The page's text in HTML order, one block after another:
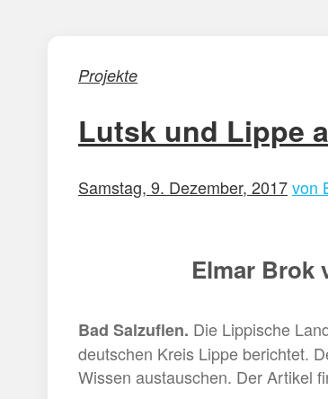
Projekte
Lutsk und Lippe
Samstag, 9. Dezember, 2017von
Elmar Brok
Bad Salzuflen. Die Lippische
deutschen Kreis Lippe berichtet.
Wissen austauschen. Der Artikel